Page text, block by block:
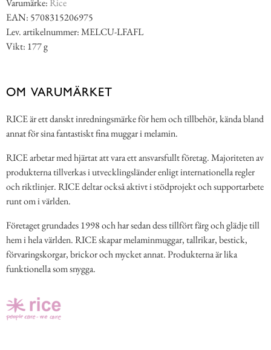
Varumärke: Rice
EAN: 5708315206975
Lev. artikelnummer: MELCU-LFAFL
Vikt: 177 g
OM VARUMÄRKET
RICE är ett danskt inredningsmärke för hem och tillbehör, kända bland
annat för sina fantastiskt fina muggar i melamin.
RICE arbetar med hjärtat att vara ett ansvarsfullt företag. Majoriteten av
produkterna tillverkas i utvecklingsländer enligt internationella regler
och riktlinjer. RICE deltar också aktivt i stödprojekt och supportarbete
runt om i världen.
Företaget grundades 1998 och har sedan dess tillfört färg och glädje till
hem i hela världen. RICE skapar melaminmuggar, tallrikar, bestick,
förvaringskorgar, brickor och mycket annat. Produkterna är lika
funktionella som snygga.